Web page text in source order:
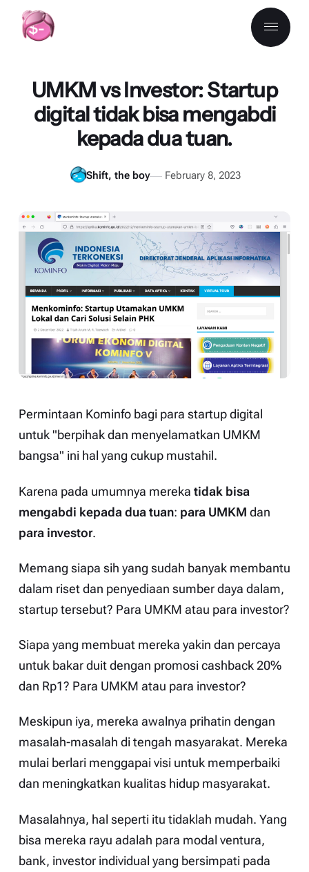
UMKM vs Investor: Startup
digital tidak bisa mengabdi
kepada dua tuan.
Shift, the boy February 8, 2023
Permintaan Kominfo bagi para startup digital
untuk "berpihak dan menyelamatkan UMKM
bangsa" ini hal yang cukup mustahil.
Karena pada umumnya mereka tidak bisa
mengabdi kepada dua tuan: para UMKM dan
para investor.
Memang siapa sih yang sudah banyak membantu
dalam riset dan penyediaan sumber daya dalam,
startup tersebut? Para UMKM atau para investor?
Siapa yang membuat mereka yakin dan percaya
untuk bakar duit dengan promosi cashback 20%
dan Rp1? Para UMKM atau para investor?
Meskipun iya, mereka awalnya prihatin dengan
masalah-masalah di tengah masyarakat. Mereka
mulai berlari menggapai visi untuk memperbaiki
dan meningkatkan kualitas hidup masyarakat.
Masalahnya, hal seperti itu tidaklah mudah. Yang
bisa mereka rayu adalah para modal ventura,
bank, investor individual yang bersimpati pada